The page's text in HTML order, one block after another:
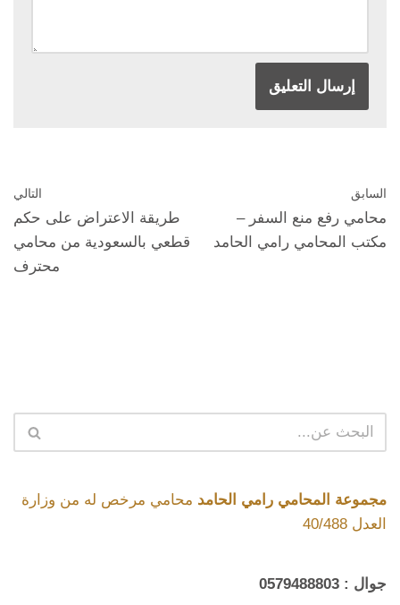
السابق
محامي رفع منع السفر –
مكتب المحامي رامي الحامد
التالي
طريقة الاعتراض على حكم
قطعي بالسعودية من محامي
محترف
مجموعة المحامي رامي الحامد محامي مرخص له من وزارة
العدل 40/488
جوال : 0579488803